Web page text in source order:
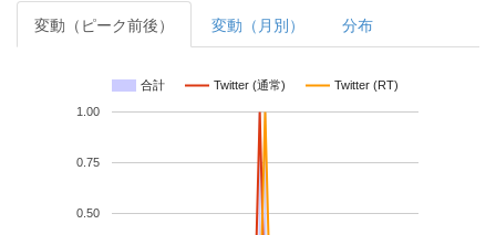
変動（ピーク前後） 変動（月別） 分布
合計 Twitter (通常) Twitter (RT)
0.50
0.75
1.00